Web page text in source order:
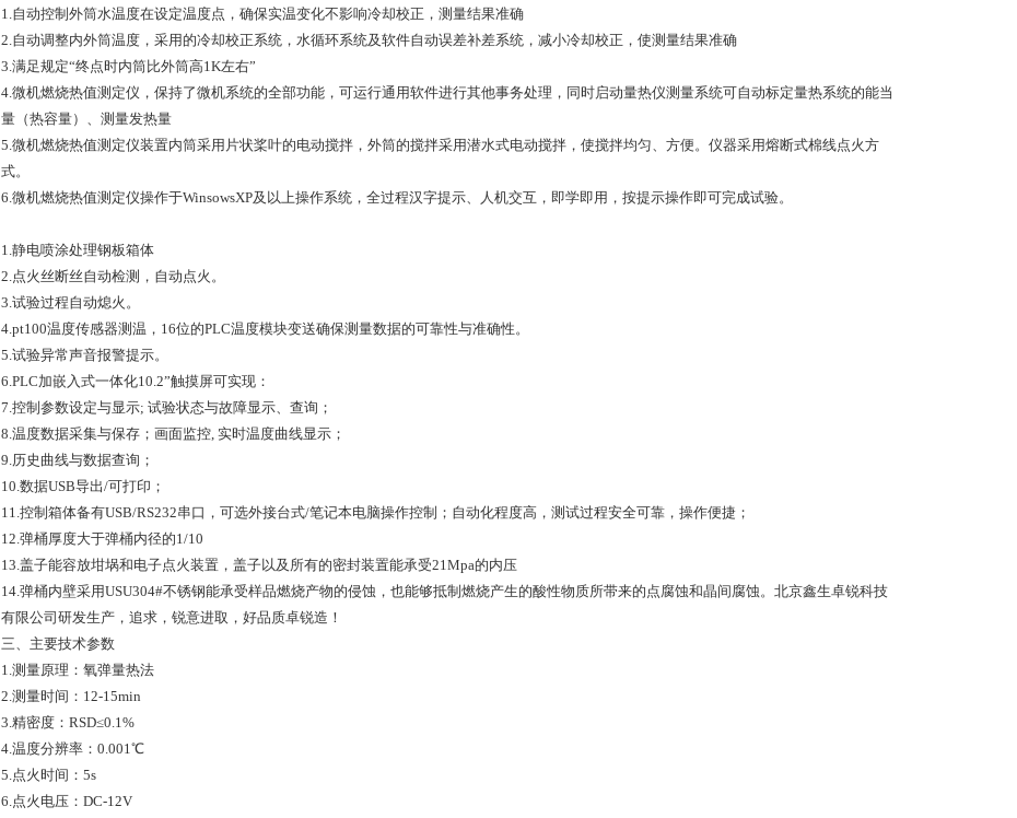
1.自动控制外筒水温度在设定温度点，确保实温变化不影响冷却校正，测量结果准确
2.自动调整内外筒温度，采用的冷却校正系统，水循环系统及软件自动误差补差系统，减小冷却校正，使测量结果准确
3.满足规定“终点时内筒比外筒高1K左右”
4.微机燃烧热值测定仪，保持了微机系统的全部功能，可运行通用软件进行其他事务处理，同时启动量热仪测量系统可自动标定量热系统的能当
量（热容量）、测量发热量
5.微机燃烧热值测定仪装置内筒采用片状桨叶的电动搅拌，外筒的搅拌采用潜水式电动搅拌，使搅拌均匀、方便。仪器采用熔断式棉线点火方
式。
6.微机燃烧热值测定仪操作于WinsowsXP及以上操作系统，全过程汉字提示、人机交互，即学即用，按提示操作即可完成试验。
1.静电喷涂处理钢板箱体
2.点火丝断丝自动检测，自动点火。
3.试验过程自动熄火。
4.pt100温度传感器测温，16位的PLC温度模块变送确保测量数据的可靠性与准确性。
5.试验异常声音报警提示。
6.PLC加嵌入式一体化10.2”触摸屏可实现：
7.控制参数设定与显示; 试验状态与故障显示、查询；
8.温度数据采集与保存；画面监控, 实时温度曲线显示；
9.历史曲线与数据查询；
10.数据USB导出/可打印；
11.控制箱体备有USB/RS232串口，可选外接台式/笔记本电脑操作控制；自动化程度高，测试过程安全可靠，操作便捷；
12.弹桶厚度大于弹桶内径的1/10
13.盖子能容放坩埚和电子点火装置，盖子以及所有的密封装置能承受21Mpa的内压
14.弹桶内壁采用USU304#不锈钢能承受样品燃烧产物的侵蚀，也能够抵制燃烧产生的酸性物质所带来的点腐蚀和晶间腐蚀。北京鑫生卓锐科技
有限公司研发生产，追求，锐意进取，好品质卓锐造！
三、主要技术参数
1.测量原理：氧弹量热法
2.测量时间：12-15min
3.精密度：RSD≤0.1%
4.温度分辨率：0.001℃
5.点火时间：5s
6.点火电压：DC-12V